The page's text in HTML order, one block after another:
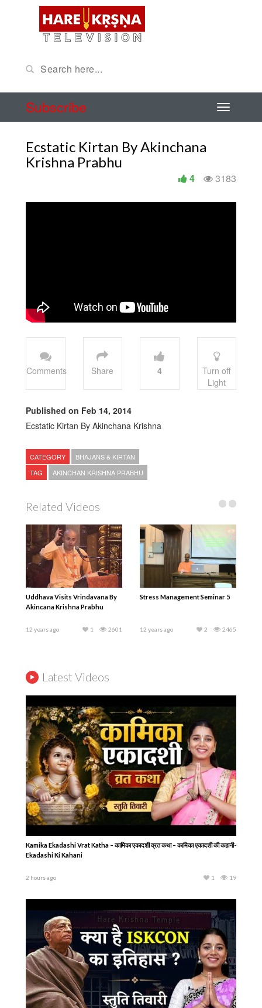
Subscribe
Ecstatic Kirtan By Akinchana
Krishna Prabhu
3183
4
Comments Share 4
Turn off
Light
Published on Feb 14, 2014
Ecstatic Kirtan By Akinchana Krishna
CATEGORY
BHAJANS & KIRTAN
TAG
AKINCHAN KRISHNA PRABHU
Related Videos
Uddhava Visits Vrindavana By
Akincana Krishna Prabhu
12 years ago 2601
1
Stress Management Seminar 5
12 years ago 2465
2
Stress Management Seminar 4
12 years ago 2237
1
Stress Management Seminar 3
12 years ago 1
Stress Management Seminar 2
12 years ago
Stress Management Seminar 1
2474
1
Latest Videos